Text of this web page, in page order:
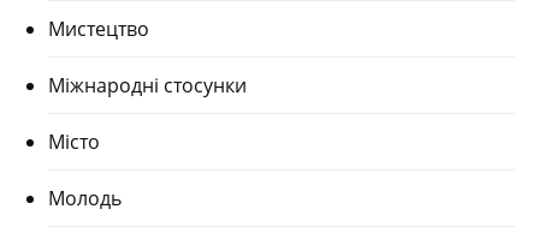
Мистецтво
Міжнародні стосунки
Місто
Молодь